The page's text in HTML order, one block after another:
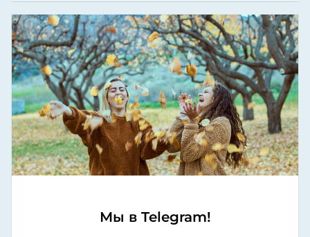
Мы в Telegram!